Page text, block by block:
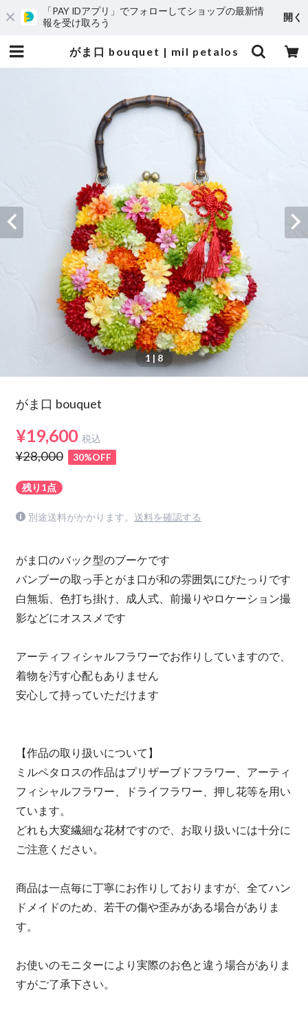
「PAY IDアプリ」でフォローしてショップの最新情
報を受け取ろう
開く
がま口 bouquet | mil petalos
1 | 8
がま口 bouquet
¥19,600 税込
¥28,000 30%OFF
残り1点
別途送料がかかります。 送料を確認する
がま口のバック型のブーケです
バンブーの取っ手とがま口が和の雰囲気にぴたっりです
白無垢、色打ち掛け、成人式、前撮りやロケーション撮
影などにオススメです
アーティフィシャルフラワーでお作りしていますので、
着物を汚す心配もありません
安心して持っていただけます
【作品の取り扱いについて】
ミルペタロスの作品はプリザーブドフラワー、アーティ
フィシャルフラワー、ドライフラワー、押し花等を用い
ています。
どれも大変繊細な花材ですので、お取り扱いには十分に
ご注意ください。
商品は一点毎に丁寧にお作りしておりますが、全てハン
ドメイドのため、若干の傷や歪みがある場合がありま
す。
お使いのモニターにより実際のお色と違う場合がありま
すがご了承下さい。